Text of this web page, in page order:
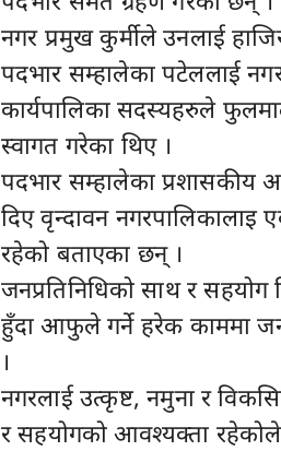
नगर प्रमुख कुर्मीले उनलाई
पदभार सम्हालेका पटेललाई
कार्यपालिका सदस्यहरुले
स्वागत गरेका थिए ।
पदभार सम्हालेका प्रशासकीय
दिए वृन्दावन
रहेको बताएका छन् ।
जनप्रतिनिधिको साथ र
हुँदा आफुले गर्ने हरेक काममा
।
नगरलाई उत्कृष्ट, नमुना र
र सहयोगको आवश्यक्ता